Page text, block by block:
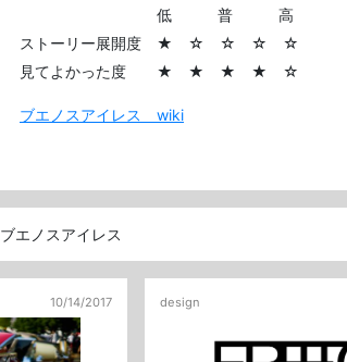
低 普 高
ストーリー展開度 ★ ☆ ☆ ☆ ☆
見てよかった度 ★ ★ ★ ★ ☆
ブエノスアイレス wiki
ブエノスアイレス
10/14/2017 design